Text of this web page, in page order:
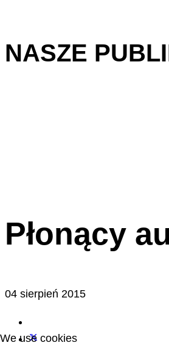
NASZE
Płonący
04 sierpień 2015
We use cookies